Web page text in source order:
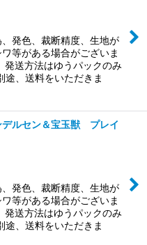
発色、裁断精度、生地が
等がある場合がございま
発送方法はゆうパックのみ
途、送料をいただきま
デルセン＆宝玉獣 プレイ
発色、裁断精度、生地が
等がある場合がございま
発送方法はゆうパックのみ
途、送料をいただきま